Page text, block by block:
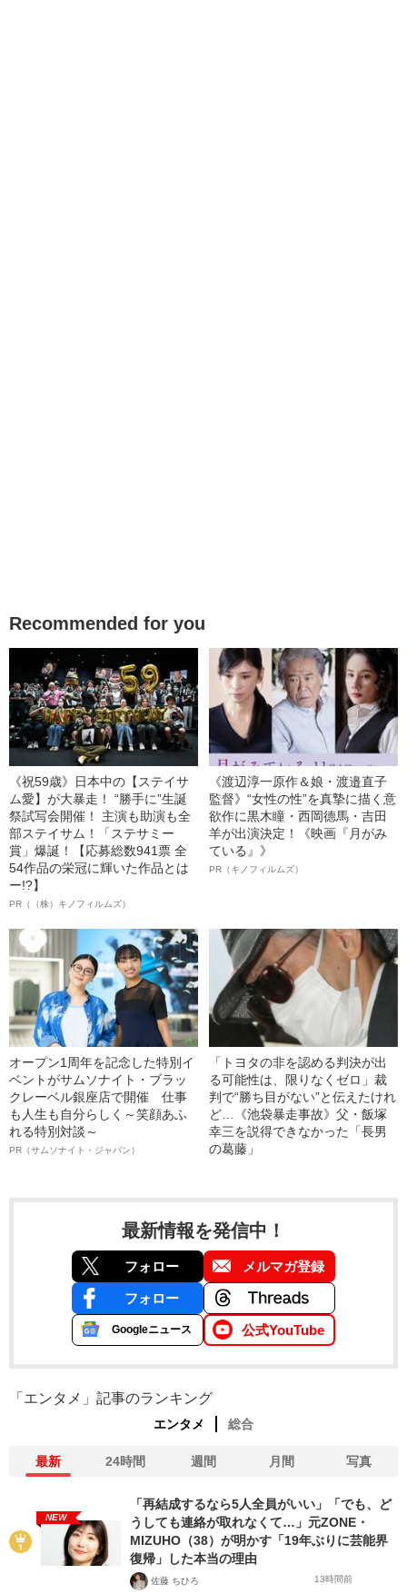
Recommended for you
《祝59歳》日本中の【ステイサ
ム愛】が大暴走！ “勝手に”生誕
祭試写会開催！ 主演も助演も全
部ステイサム！「ステサミー
賞」爆誕！【応募総数941票 全
54作品の栄冠に輝いた作品とは
ー!?】
PR（（株）キノフィルムズ）
《渡辺淳一原作＆娘・渡邉直子
監督》“女性の性”を真摯に描く意
欲作に黒木瞳・西岡德馬・吉田
羊が出演決定！《映画『月がみ
ている』》
PR（キノフィルムズ）
オープン1周年を記念した特別イ
ベントがサムソナイト・ブラッ
クレーベル銀座店で開催 仕事
も人生も自分らしく～笑顔あふ
れる特別対談～
PR（サムソナイト・ジャパン）
「トヨタの非を認める判決が出
る可能性は、限りなくゼロ」裁
判で“勝ち目がない”と伝えたけれ
ど…《池袋暴走事故》父・飯塚
幸三を説得できなかった「長男
の葛藤」
最新情報を発信中！
フォロー メルマガ登録
フォロー
Googleニュース 公式YouTube
「エンタメ」記事のランキング
エンタメ 総合
最新 24時間 週間 月間 写真
NEW
「再結成するなら5人全員がいい」「でも、ど
うしても連絡が取れなくて…」元ZONE・
MIZUHO（38）が明かす「19年ぶりに芸能界
復帰」した本当の理由
佐藤 ちひろ 13時間前